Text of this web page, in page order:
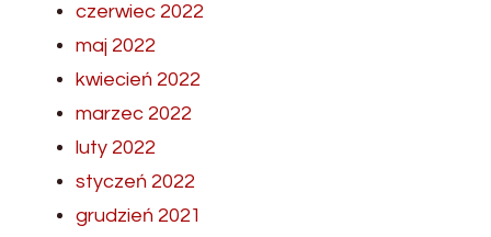
czerwiec 2022
maj 2022
kwiecień 2022
marzec 2022
luty 2022
styczeń 2022
grudzień 2021